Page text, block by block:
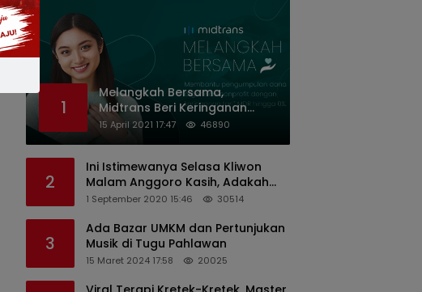
1
Melangkah Bersama,
Midtrans Beri Keringanan
Biaya Transaksi ke Organisasi
15 April 2021 17:47 46890
2
Ini Istimewanya Selasa Kliwon
Malam Anggoro Kasih, Adakah
Kaitannya dengan Keputusan
1 September 2020 15:46 30514
3
Ada Bazar UMKM dan Pertunjukan
Musik di Tugu Pahlawan
15 Maret 2024 17:58 20025